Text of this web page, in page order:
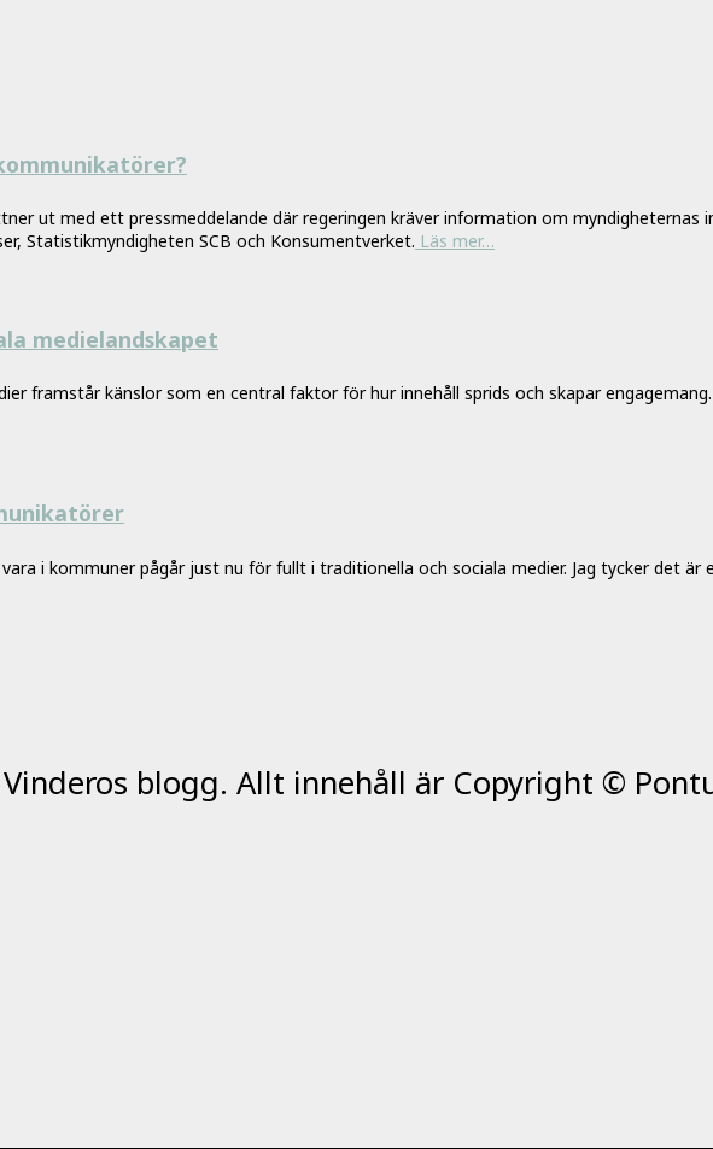
ut med ett pressmeddelande där regeringen kräver information om
Statistikmyndigheten SCB och Konsumentverket. Läs mer…
medielandskapet
framstår känslor som en central faktor för hur innehåll sprids och skapar
i kommuner pågår just nu för fullt i traditionella och sociala medier. Jag tycker det
blogg. Allt innehåll är Copyright ©